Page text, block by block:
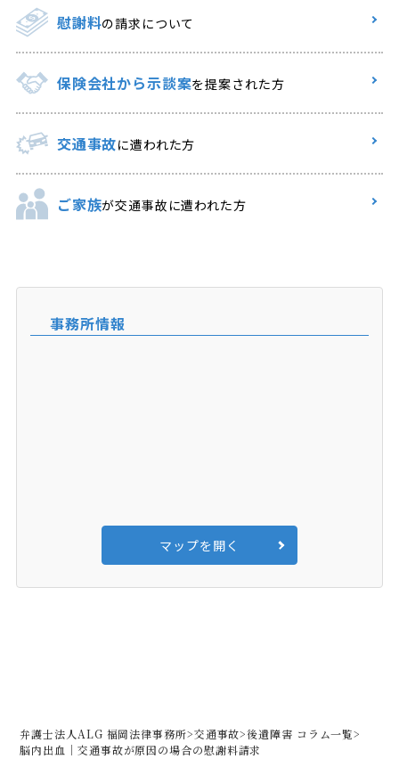
慰謝料の請求について
保険会社から示談案を提案された方
交通事故に遭われた方
ご家族が交通事故に遭われた方
事務所情報
マップを開く
弁護士法人ALG 福岡法律事務所>交通事故>後遺障害 コラム一覧>
脳内出血｜交通事故が原因の場合の慰謝料請求